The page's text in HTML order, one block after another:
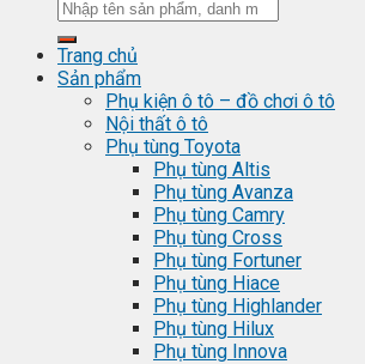
Trang chủ
Sản phẩm
Phụ kiện ô tô – đồ chơi ô tô
Nội thất ô tô
Phụ tùng Toyota
Phụ tùng Altis
Phụ tùng Avanza
Phụ tùng Camry
Phụ tùng Cross
Phụ tùng Fortuner
Phụ tùng Hiace
Phụ tùng Highlander
Phụ tùng Hilux
Phụ tùng Innova